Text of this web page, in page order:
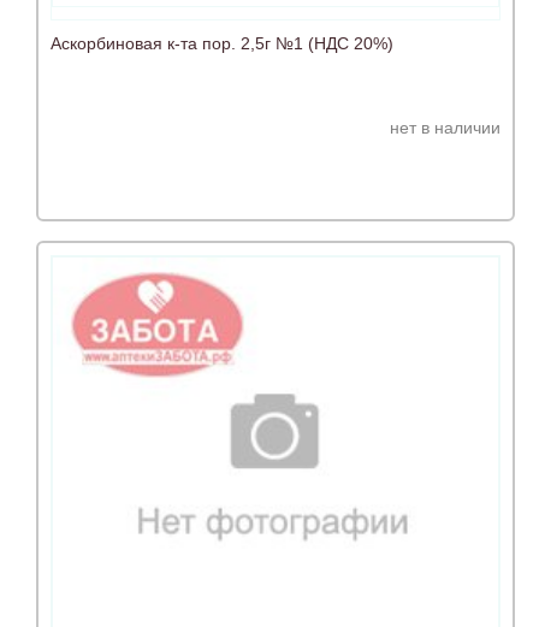
Аскорбиновая к-та пор. 2,5г №1 (НДС 20%)
нет в наличии